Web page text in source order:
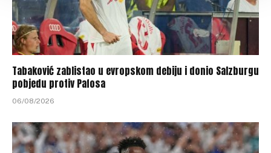
Tabaković zablistao u evropskom debiju i donio Salzburgu
pobjedu protiv Pafosa
06/08/2026